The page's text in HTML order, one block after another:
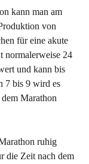
kann man am
von
für eine akute
normalerweise 24
und kann bis
7 bis 9 wird es
Marathon
ruhig
die Zeit nach dem